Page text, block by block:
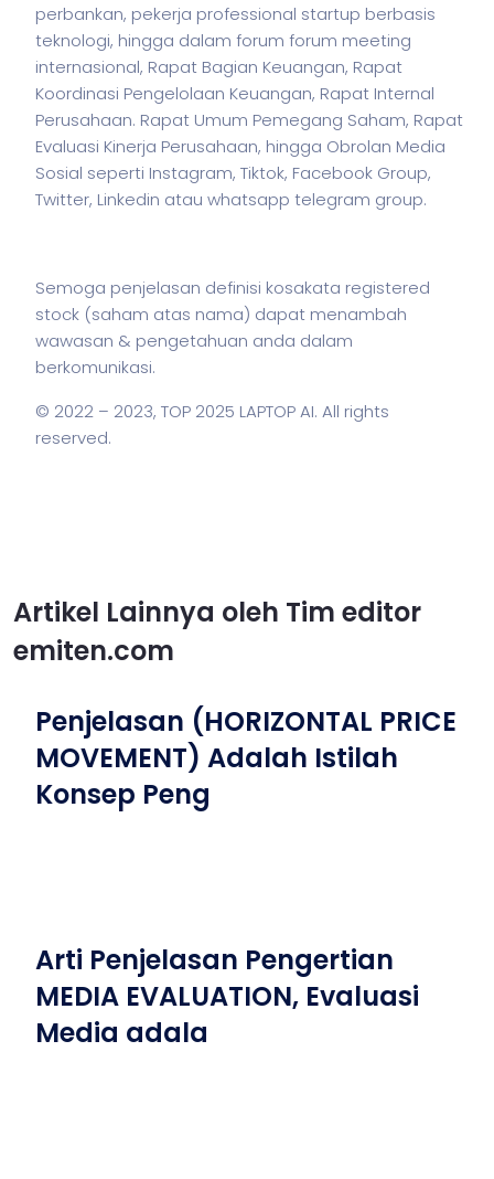
perbankan, pekerja professional startup berbasis
teknologi, hingga dalam forum forum meeting
internasional, Rapat Bagian Keuangan, Rapat
Koordinasi Pengelolaan Keuangan, Rapat Internal
Perusahaan. Rapat Umum Pemegang Saham, Rapat
Evaluasi Kinerja Perusahaan, hingga Obrolan Media
Sosial seperti Instagram, Tiktok, Facebook Group,
Twitter, Linkedin atau whatsapp telegram group.
Semoga penjelasan definisi kosakata registered
stock (saham atas nama) dapat menambah
wawasan & pengetahuan anda dalam
berkomunikasi.
© 2022 – 2023, TOP 2025 LAPTOP AI. All rights
reserved.
Artikel Lainnya oleh Tim editor
emiten.com
Penjelasan (HORIZONTAL PRICE
MOVEMENT) Adalah Istilah
Konsep Peng
Arti Penjelasan Pengertian
MEDIA EVALUATION, Evaluasi
Media adala